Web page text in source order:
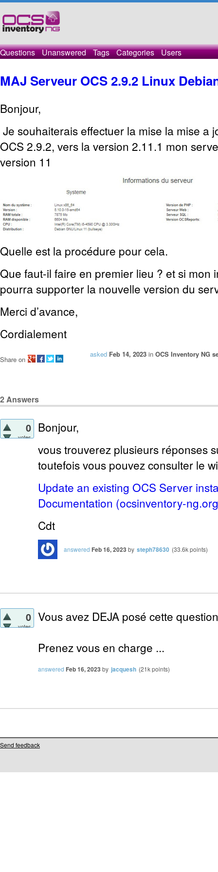
Questions Unanswered Tags Categories Users
MAJ Serveur OCS 2.9.2 Linux
Bonjour,
Je souhaiterais effectuer la mise la mise a
OCS 2.9.2, vers la version 2.11.1 mon
version 11
Quelle est la procédure pour cela.
Que faut-il faire en premier lieu ? et si mon
pourra supporter la nouvelle version du
Merci d’avance,
Cordialement
asked Feb 14, 2023 in OCS Inventory NG
Share on
2Answers
0
votes
Bonjour,
vous trouverez plusieurs réponses
toutefois vous pouvez consulter le
Update an existing OCS Server
Documentation (ocsinventory-
Cdt
answered Feb 16, 2023 by steph78630 (33.6kpoints)
0
votes
Vous avez DEJA posé cette
Prenez vous en charge ...
answered Feb 16, 2023 by jacquesh (21kpoints)
Send feedback